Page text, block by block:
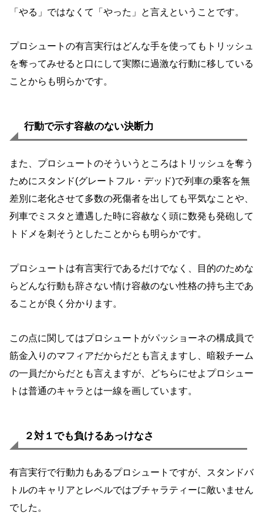
「やる」ではなくて「やった」と言えということです。
プロシュートの有言実行はどんな手を使ってもトリッシュ
を奪ってみせると口にして実際に過激な行動に移している
ことからも明らかです。
行動で示す容赦のない決断力
また、プロシュートのそういうところはトリッシュを奪う
ためにスタンド(グレートフル・デッド)で列車の乗客を無
差別に老化させて多数の死傷者を出しても平気なことや、
列車でミスタと遭遇した時に容赦なく頭に数発も発砲して
トドメを刺そうとしたことからも明らかです。
プロシュートは有言実行であるだけでなく、目的のためな
らどんな行動も辞さない情け容赦のない性格の持ち主であ
ることが良く分かります。
この点に関してはプロシュートがパッショーネの構成員で
筋金入りのマフィアだからだとも言えますし、暗殺チーム
の一員だからだとも言えますが、どちらにせよプロシュー
トは普通のキャラとは一線を画しています。
２対１でも負けるあっけなさ
有言実行で行動力もあるプロシュートですが、スタンドバ
トルのキャリアとレベルではブチャラティーに敵いません
でした。